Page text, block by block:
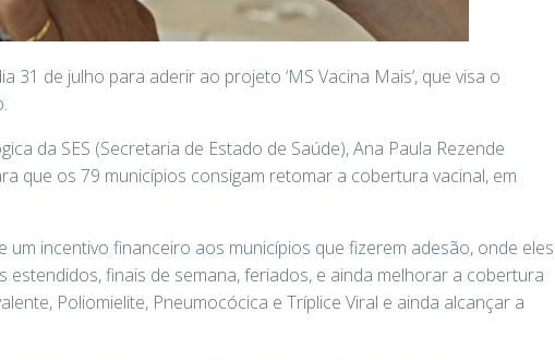
de julho para aderir ao projeto ‘MS Vacina Mais’, que visa o
da SES (Secretaria de Estado de Saúde), Ana Paula Rezende
que os 79 municípios consigam retomar a cobertura vacinal, em
incentivo financeiro aos municípios que fizerem adesão, onde eles
finais de semana, feriados, e ainda melhorar a cobertura
Poliomielite, Pneumocócica e Tríplice Viral e ainda alcançar a